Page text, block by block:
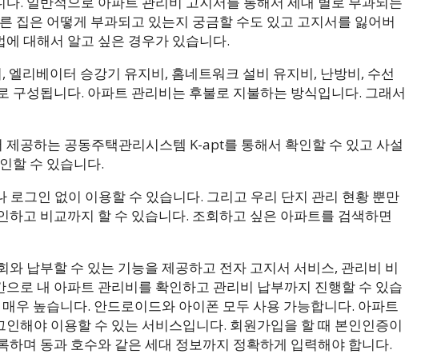
집은 어떻게 부과되고 있는지 궁금할 수도 있고 고지서를 잃어버
대해서 알고 싶은 경우가 있습니다.
엘리베이터 승강기 유지비, 홈네트워크 설비 유지비, 난방비, 수선
구성됩니다. 아파트 관리비는 후불로 지불하는 방식입니다. 그래서
공하는 공동주택관리시스템 K-apt를 통해서 확인할 수 있고 사설
할 수 있습니다.
로그인 없이 이용할 수 있습니다. 그리고 우리 단지 관리 현황 뿐만
고 비교까지 할 수 있습니다. 조회하고 싶은 아파트를 검색하면
납부할 수 있는 기능을 제공하고 전자 고지서 서비스, 관리비 비
로 내 아파트 관리비를 확인하고 관리비 납부까지 진행할 수 있습
우 높습니다. 안드로이드와 아이폰 모두 사용 가능합니다. 아파트
해야 이용할 수 있는 서비스입니다. 회원가입을 할 때 본인인증이
며 동과 호수와 같은 세대 정보까지 정확하게 입력해야 합니다.